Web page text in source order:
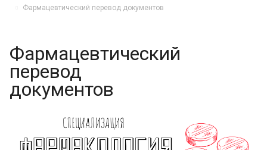
Фармацевтический перевод документов
Фармацевтический
перевод
документов